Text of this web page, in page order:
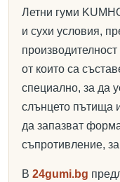
Летни гуми
и сухи условия,
от които са
специално, за да
слънцето пътища
да запазват
съпротивление,
В 24gumi.bg